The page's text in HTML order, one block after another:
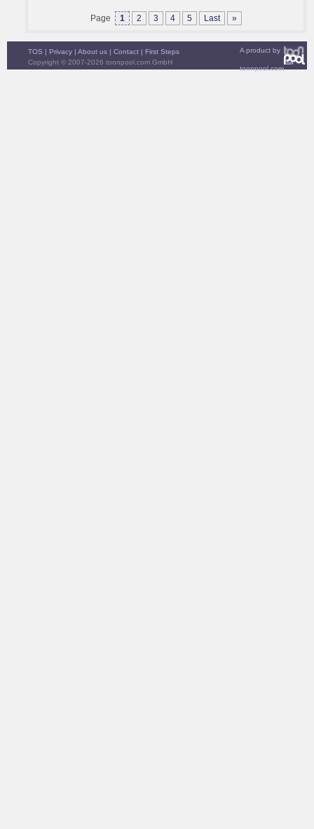
Page 1 2 3 4 5 Last »
A product by
toonpool.com
TOS | Privacy | About us | Contact | First Steps
Copyright © 2007-2026 toonpool.com GmbH